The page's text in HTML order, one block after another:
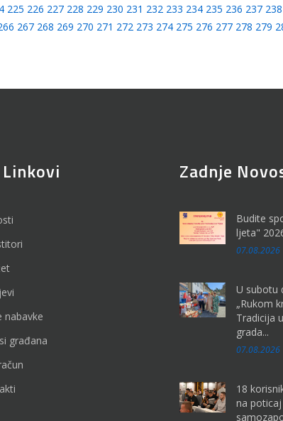
225 226 227 228 229 230 231 232 233 234 235 236 237 238
267 268 269 270 271 272 273 274 275 276 277 278 279
nabavke
građana
Zadnje
Budite
ljeta"
07.08.2026
U subotu
„Rukom
Tradicija
grada...
07.08.2026
18
na poticaj